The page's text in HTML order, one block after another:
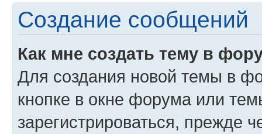
Создание сообщений
Как мне создать тему в
Для создания новой темы в
кнопке в окне форума или
зарегистрироваться, прежде